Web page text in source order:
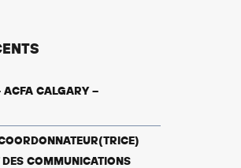
ACFA CALGARY –
DES COMMUNICATIONS